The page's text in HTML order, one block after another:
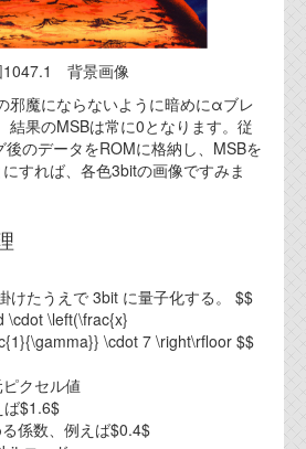
1047.1 背景画像
邪魔にならないように暗めにαブレ
結果のMSBは常に0となります。従
のデータをROMに格納し、MSBを
すれば、各色3bitの画像ですみま
けたうえで 3bit に量子化する。 $$
\cdot \left(\frac{x}
\cdot 7 \right\rfloor $$
クセル値
$1.6$
係数、例えば$0.4$